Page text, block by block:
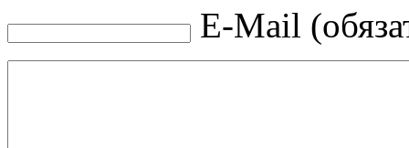
E-Mail